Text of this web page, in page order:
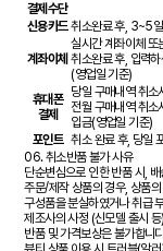
결제수단
신용카드취소완료 후, 3~5
계좌이체
실시간 계좌이체 또
취소완료 후, 입력
(영업일 기준)
휴대폰
결제
당일 구매내역 취
전월 구매내역 취소
입금(영업일 기준)
포인트 취소 완료 후, 당일
06.취소반품 불가 사유
단순변심으로 인한 반품 시,
주문/제작 상품의 경우, 상품
구성품을 분실하였거나 취급
제조사의 사정 (신모델 출시
반품 및 가격보상은 불가합니